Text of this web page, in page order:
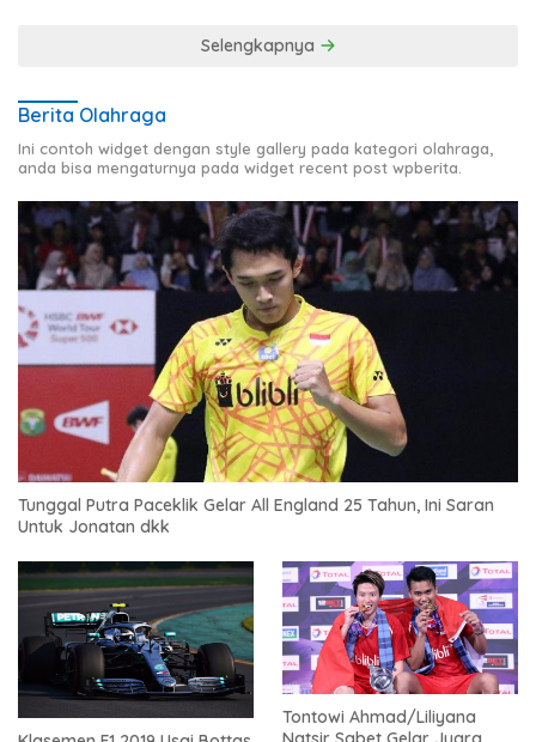
Selengkapnya
Berita Olahraga
Ini contoh widget dengan style gallery pada kategori olahraga,
anda bisa mengaturnya pada widget recent post wpberita.
Tunggal Putra Paceklik Gelar All England 25 Tahun, Ini Saran
Untuk Jonatan dkk
Tontowi Ahmad/Liliyana